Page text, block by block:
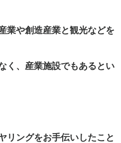
業や創造産業と観光などを
く、産業施設でもあるとい
リングをお手伝いしたこと